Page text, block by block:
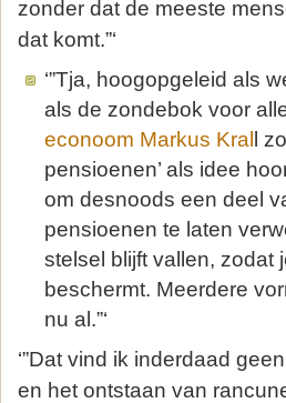
zonder dat de meeste
dat komt.”‘
‘”Tja, hoogopgeleid als
als de zondebok voor
econoom Markus Kral
l
pensioenen’ als idee
om desnoods een deel
pensioenen te laten
stelsel blijft vallen, zodat
beschermt. Meerdere
nu al.”‘
‘”Dat vind ik inderdaad
en het ontstaan van